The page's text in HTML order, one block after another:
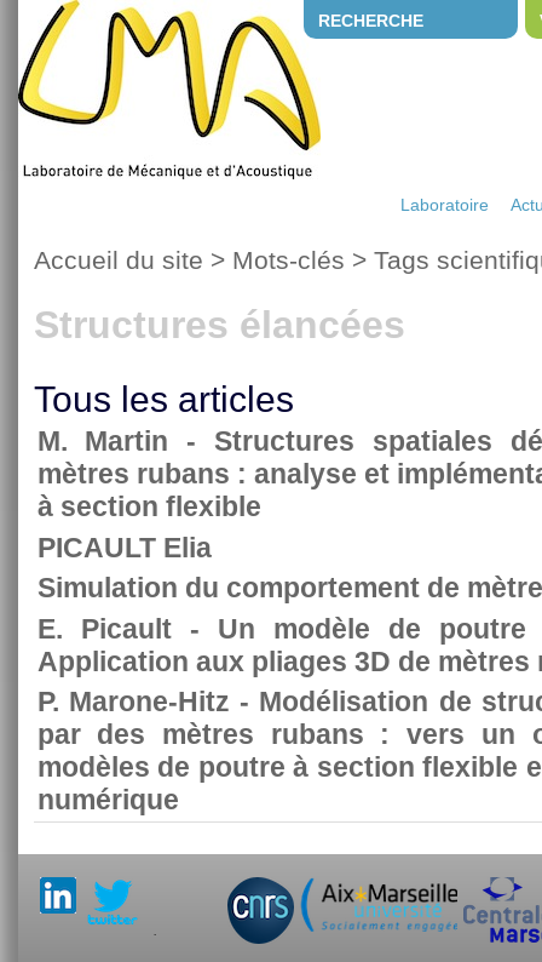
RECHERCHE
Laboratoire
Accueil du site > Mots-clés > Tags
Structures élancées
Tous les articles
M. Martin - Structures spatiales
mètres rubans : analyse et
à section flexible
PICAULT Elia
Simulation du comportement de
E. Picault - Un modèle de poutre
Application aux pliages 3D de mètres
P. Marone-Hitz - Modélisation de
par des mètres rubans : vers un
modèles de poutre à section flexible
numérique
.